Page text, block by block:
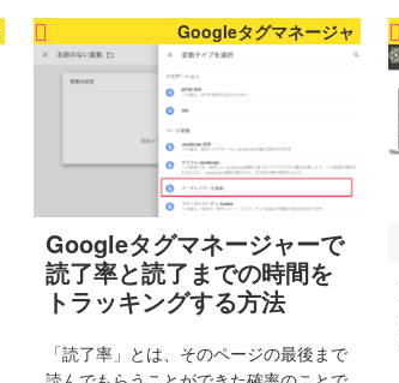
Googleタグマネージャ
Googleタグマネージャーで
読了率と読了までの時間を
トラッキングする方法
「読了率」とは、そのページの最後まで